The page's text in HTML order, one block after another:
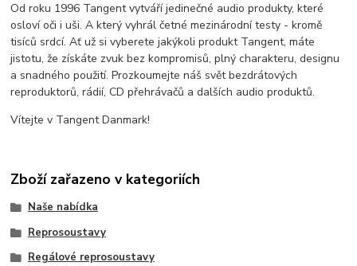
Od roku 1996 Tangent vytváří jedinečné audio produkty, které
osloví oči i uši. A který vyhrál četné mezinárodní testy - kromě
tisíců srdcí. Ať už si vyberete jakýkoli produkt Tangent, máte
jistotu, že získáte zvuk bez kompromisů, plný charakteru, designu
a snadného použití. Prozkoumejte náš svět bezdrátových
reproduktorů, rádií, CD přehrávačů a dalších audio produktů.
Vítejte v Tangent Danmark!
Zboží zařazeno v kategoriích
Naše nabídka
Reprosoustavy
Regálové reprosoustavy